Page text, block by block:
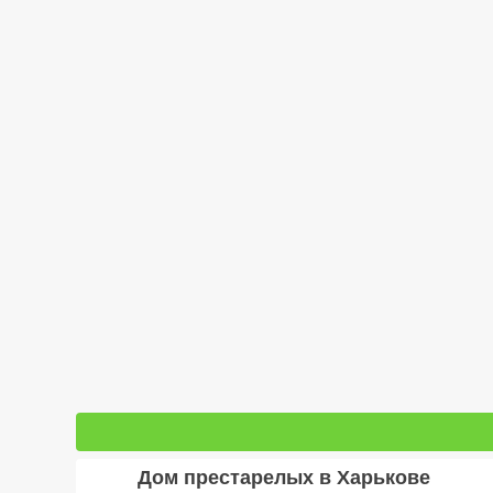
Дом престарелых в Харькове